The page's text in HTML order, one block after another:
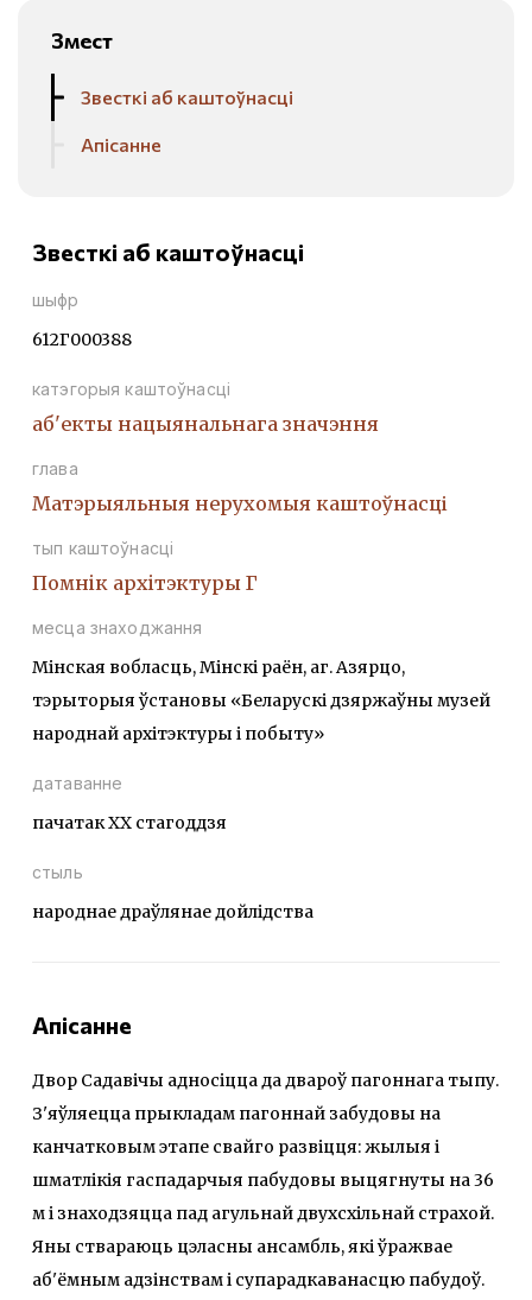
Змест
Звесткі аб каштоўнасці
Апісанне
Звесткі аб каштоўнасці
шыфр
612Г000388
катэгорыя каштоўнасці
аб'екты нацыянальнага значэння
глава
Матэрыяльныя нерухомыя каштоўнасці
тып каштоўнасці
Помнiк архiтэктуры Г
месца знаходжання
Мінская вобласць, Мінскі раён, аг. Азярцо,
тэрыторыя ўстановы «Беларускі дзяржаўны музей
народнай архітэктуры і побыту»
датаванне
пачатак ХХ стагоддзя
стыль
народнае драўлянае дойлідства
Апісанне
Двор Садавічы адносіцца да двароў пагоннага тыпу.
З'яўляецца прыкладам пагоннай забудовы на
канчатковым этапе свайго развіцця: жылыя і
шматлікія гаспадарчыя пабудовы выцягнуты на 36
м і знаходзяцца пад агульнай двухсхільнай страхой.
Яны ствараюць цэласны ансамбль, які ўражвае
аб'ёмным адзінствам і супарадкаванасцю пабудоў.